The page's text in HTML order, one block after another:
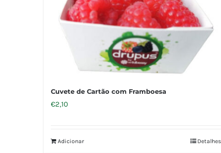
Cuvete de Cartão com Framboesa
€2,10
Adicionar Detalhes